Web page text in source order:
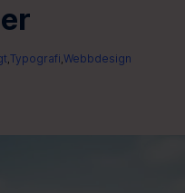
,Typografi ,Webbdesign